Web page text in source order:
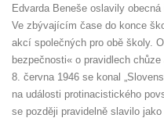
Edvarda Beneše oslavily
Ve zbývajícím čase do konce
akcí společných pro obě školy.
bezpečnosti« o pravidlech
8. června 1946 se konal
na události protinacistického
se později pravidelně slavilo